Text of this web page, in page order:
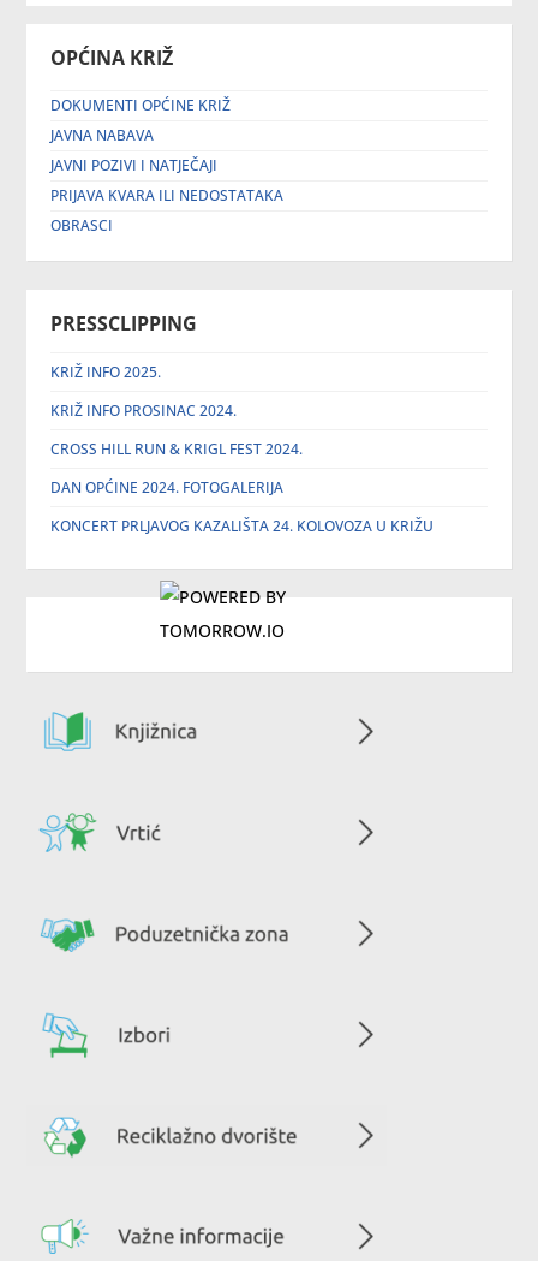
OPĆINA KRIŽ
DOKUMENTI OPĆINE KRIŽ
JAVNA NABAVA
JAVNI POZIVI I NATJEČAJI
PRIJAVA KVARA ILI NEDOSTATAKA
OBRASCI
PRESSCLIPPING
KRIŽ INFO 2025.
KRIŽ INFO PROSINAC 2024.
CROSS HILL RUN & KRIGL FEST 2024.
DAN OPĆINE 2024. FOTOGALERIJA
KONCERT PRLJAVOG KAZALIŠTA 24. KOLOVOZA U KRIŽU